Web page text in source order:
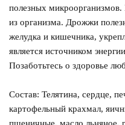
полезных
из организма. Дрожжи
желудка и кишечника,
является источником
Позаботьтесь о здоровье
Состав: Телятина, сердце,
картофельный крахмал,
пшеничные, масло